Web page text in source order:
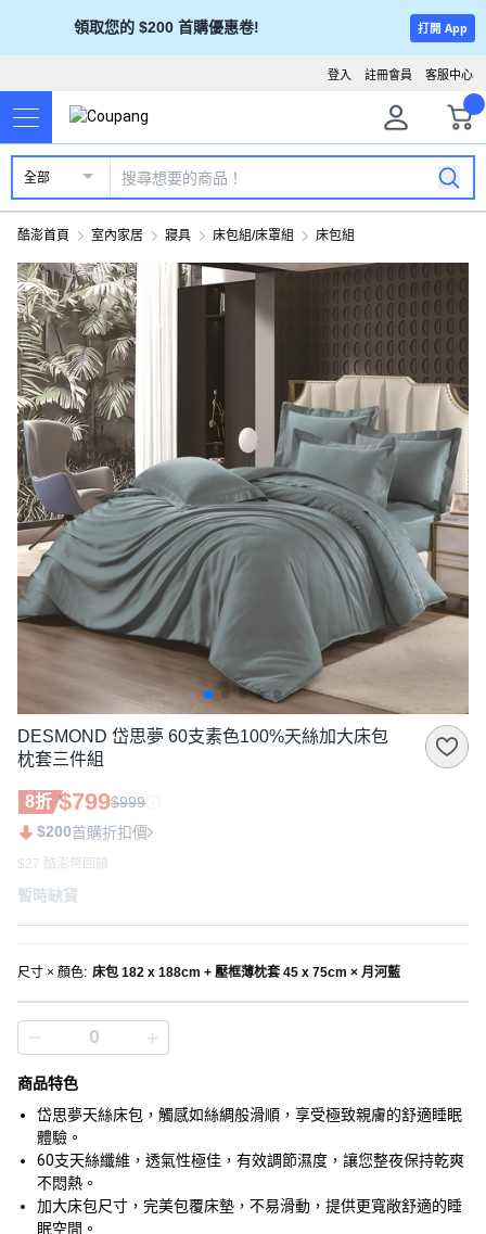
領取您的 $200 首購優惠卷! 打開 App
客服中心
註冊會員
登入
全部
酷澎首頁 室內家居 寢具 床包組/床罩組 床包組
DESMOND 岱思夢 60支素色100%天絲加大床包
枕套三件組
8折 $799$999
$200首購折扣價
$27 酷澎幣回饋
暫時缺貨
尺寸 × 顏色: 床包 182 x 188cm + 壓框薄枕套 45 x 75cm × 月河藍
商品特色
岱思夢天絲床包，觸感如絲綢般滑順，享受極致親膚的舒適睡眠
體驗。
60支天絲纖維，透氣性極佳，有效調節濕度，讓您整夜保持乾爽
不悶熱。
加大床包尺寸，完美包覆床墊，不易滑動，提供更寬敞舒適的睡
眠空間。